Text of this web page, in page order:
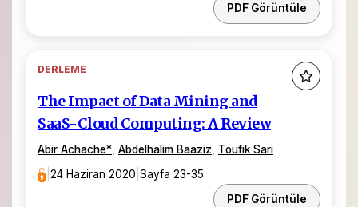
PDF Görüntüle
DERLEME
The Impact of Data Mining and
SaaS-Cloud Computing: A Review
Abir Achache* Abdelhalim Baaziz
Toufik Sari
|24 Haziran 2020 |Sayfa 23-35
PDF Görüntüle